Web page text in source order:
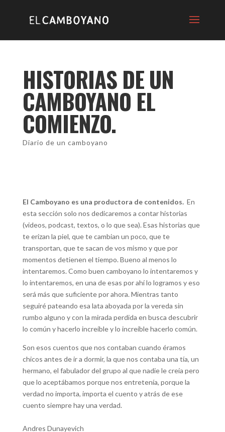
HISTORIAS DE UN
CAMBOYANO EL
COMIENZO.
Diario de un camboyano
El Camboyano es una productora de contenidos. En
esta sección solo nos dedicaremos a contar historias
(videos, podcast, textos, o lo que sea). Esas historias que
te erizan la piel, que te cambian un poco, que te
transportan, que te sacan de vos mismo y que por
momentos detienen el tiempo. Bueno al menos lo
intentaremos. Como buen camboyano lo intentaremos y
lo intentaremos, en una de esas por ahí lo logramos y eso
será más que suficiente por ahora. Mientras tanto
seguiré pateando esa lata aboyada por la vereda sin
rumbo alguno y con la mirada perdida en busca descubrir
lo común y hacerlo increíble y lo increíble hacerlo común.
Son esos cuentos que nos contaban cuando éramos
chicos antes de ir a dormir, la que nos contaba una tía, un
hermano, el fabulador del grupo al que nadie le creía pero
que lo aceptábamos porque nos entretenía, porque la
verdad no importa, importa el cuento y atrás de ese
cuento siempre hay una verdad.
Andres Dunayevich